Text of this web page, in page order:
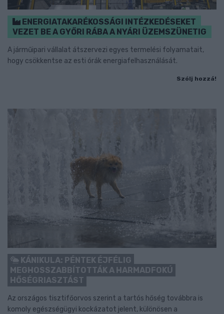
ENERGIATAKARÉKOSSÁGI INTÉZKEDÉSEKET
VEZET BE A GYŐRI RÁBA A NYÁRI ÜZEMSZÜNETIG
A járműipari vállalat átszervezi egyes termelési folyamatait,
hogy csökkentse az esti órák energiafelhasználását.
Szólj hozzá!
KÁNIKULA: PÉNTEK ÉJFÉLIG
MEGHOSSZABBÍTOTTÁK A HARMADFOKÚ
HŐSÉGRIASZTÁST
Az országos tisztifőorvos szerint a tartós hőség továbbra is
komoly egészségügyi kockázatot jelent, különösen a